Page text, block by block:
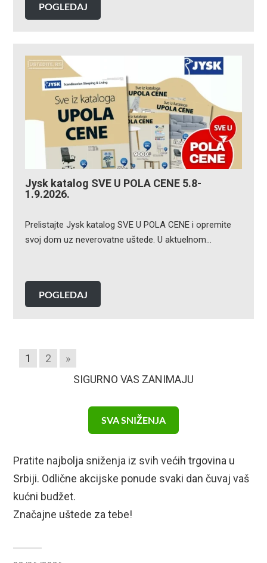
POGLEDAJ
Jysk katalog SVE U POLA CENE 5.8-
1.9.2026.
Prelistajte Jysk katalog SVE U POLA CENE i opremite
svoj dom uz neverovatne uštede. U aktuelnom…
POGLEDAJ
1 2
»
SIGURNO VAS ZANIMAJU
SVA SNIŽENJA
Pratite najbolja sniženja iz svih većih trgovina u
Srbiji. Odlične akcijske ponude svaki dan čuvaj vaš
kućni budžet.
Značajne uštede za tebe!